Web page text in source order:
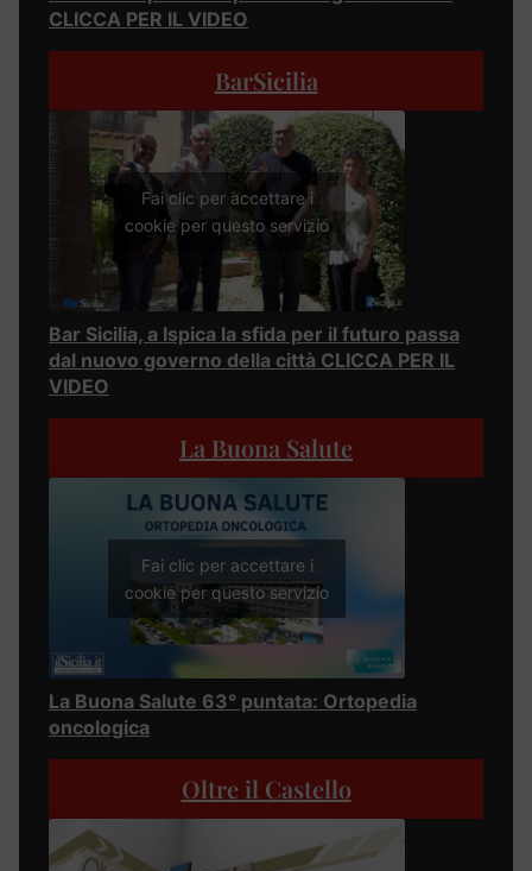
CLICCA PER IL VIDEO
BarSicilia
Fai clic per accettare i
cookie per questo servizio
Bar Sicilia, a Ispica la sfida per il futuro passa
dal nuovo governo della città CLICCA PER IL
VIDEO
La Buona Salute
Fai clic per accettare i
cookie per questo servizio
La Buona Salute 63° puntata: Ortopedia
oncologica
Oltre il Castello